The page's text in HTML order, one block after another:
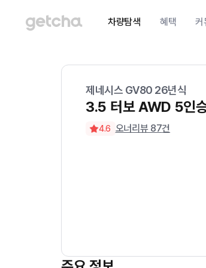
차량탐색 혜택 커
제네시스 GV80 26년식
3.5 터보 AWD 5인
4.6 오너리뷰 87건